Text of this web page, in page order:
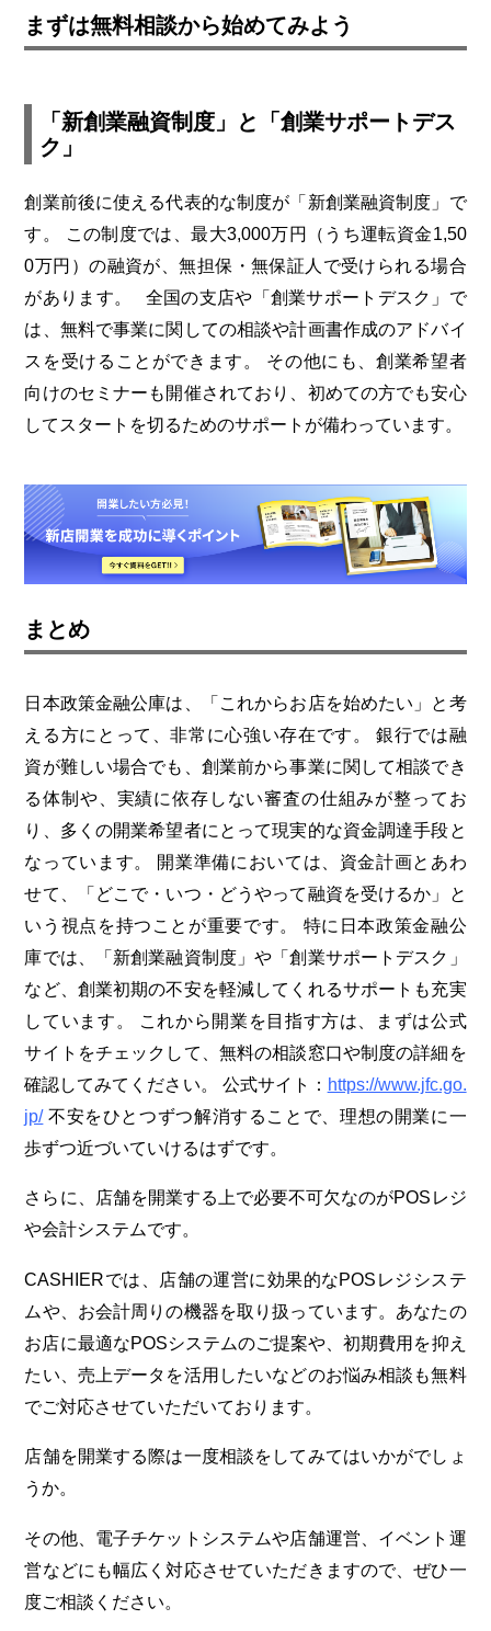
まずは無料相談から始めてみよう
「新創業融資制度」と「創業サポートデス
ク」
創業前後に使える代表的な制度が「新創業融資制度」で
す。
この制度では、最大3,000万円（うち運転資金1,50
0万円）の融資が、無担保・無保証人で受けられる場合
があります。
全国の支店や「創業サポートデスク」で
は、無料で事業に関しての相談や計画書作成のアドバイ
スを受けることができます。
その他にも、創業希望者
向けのセミナーも開催されており、初めての方でも安心
してスタートを切るためのサポートが備わっています。
まとめ
日本政策金融公庫は、「これからお店を始めたい」と考
える方にとって、非常に心強い存在です。
銀行では融
資が難しい場合でも、創業前から事業に関して相談でき
る体制や、実績に依存しない審査の仕組みが整ってお
り、多くの開業希望者にとって現実的な資金調達手段と
なっています。
開業準備においては、資金計画とあわ
せて、「どこで・いつ・どうやって融資を受けるか」と
いう視点を持つことが重要です。
特に日本政策金融公
庫では、「新創業融資制度」や「創業サポートデスク」
など、創業初期の不安を軽減してくれるサポートも充実
しています。
これから開業を目指す方は、まずは公式
サイトをチェックして、無料の相談窓口や制度の詳細を
確認してみてください。
公式サイト： https://www.jfc.go.
jp/ 不安をひとつずつ解消することで、理想の開業に一
歩ずつ近づいていけるはずです。
さらに、店舗を開業する上で必要不可欠なのがPOSレジ
や会計システムです。
CASHIERでは、店舗の運営に効果的なPOSレジシステ
ムや、お会計周りの機器を取り扱っています。あなたの
お店に最適なPOSシステムのご提案や、初期費用を抑え
たい、売上データを活用したいなどのお悩み相談も無料
でご対応させていただいております。
店舗を開業する際は一度相談をしてみてはいかがでしょ
うか。
その他、電子チケットシステムや店舗運営、イベント運
営などにも幅広く対応させていただきますので、ぜひ一
度ご相談ください。